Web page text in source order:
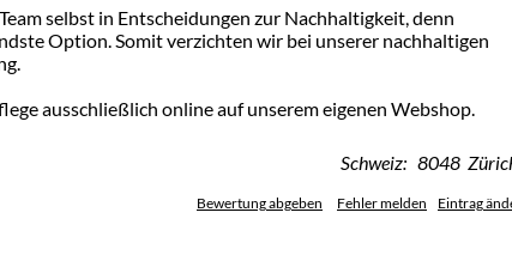
selbst in Entscheidungen zur Nachhaltigkeit, denn
Option. Somit verzichten wir bei unserer nachhaltigen
ausschließlich online auf unserem eigenen Webshop.
Schweiz: 8048
Bewertung abgeben Fehler melden Eintrag